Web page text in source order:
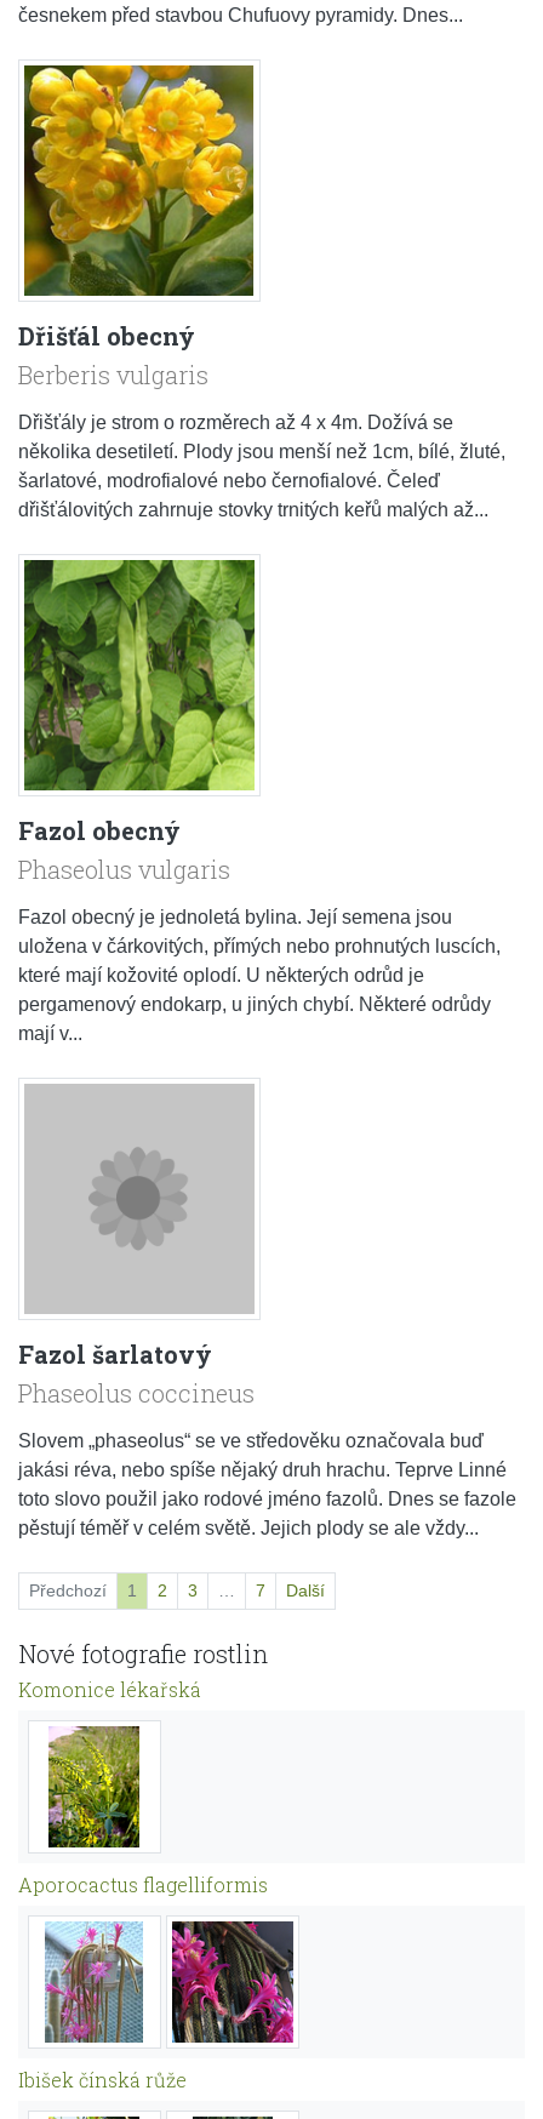
česnekem před stavbou Chufuovy pyramidy. Dnes...
Dřišťál obecný
Berberis vulgaris
Dřišťály je strom o rozměrech až 4 x 4m. Dožívá se
několika desetiletí. Plody jsou menší než 1cm, bílé, žluté,
šarlatové, modrofialové nebo černofialové. Čeleď
dřišťálovitých zahrnuje stovky trnitých keřů malých až...
Fazol obecný
Phaseolus vulgaris
Fazol obecný je jednoletá bylina. Její semena jsou
uložena v čárkovitých, přímých nebo prohnutých luscích,
které mají kožovité oplodí. U některých odrůd je
pergamenový endokarp, u jiných chybí. Některé odrůdy
mají v...
Fazol šarlatový
Phaseolus coccineus
Slovem „phaseolus“ se ve středověku označovala buď
jakási réva, nebo spíše nějaký druh hrachu. Teprve Linné
toto slovo použil jako rodové jméno fazolů. Dnes se fazole
pěstují téměř v celém světě. Jejich plody se ale vždy...
Předchozí 1 2 3 7 Další
Nové fotografie rostlin
Komonice lékařská
Aporocactus flagelliformis
Ibišek čínská růže